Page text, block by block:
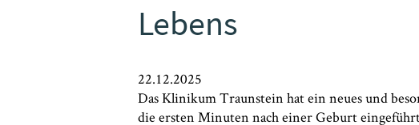
Lebens
22.12.2025
Das Klinikum Traunstein hat ein neues und
die ersten Minuten nach einer Geburt